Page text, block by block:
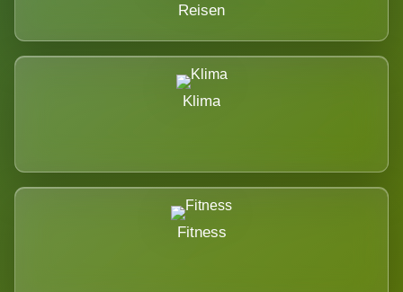
Reisen
Klima
Fitness